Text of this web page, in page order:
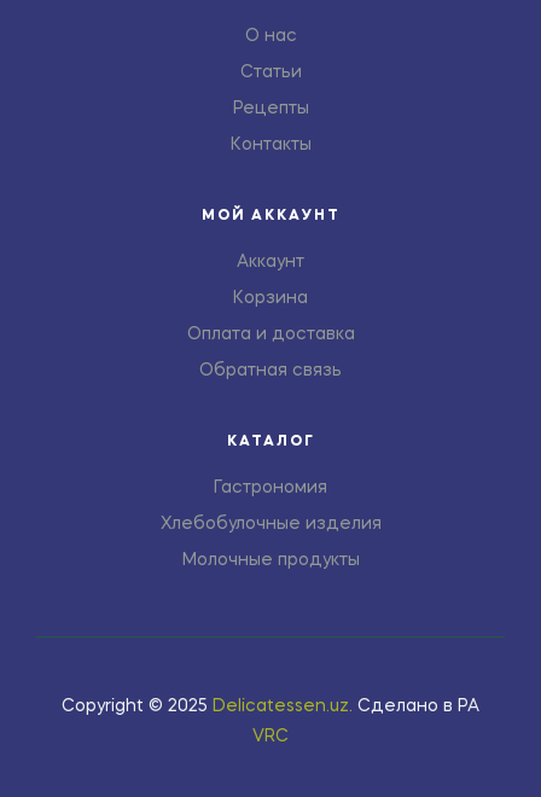
О нас
Статьи
Рецепты
Контакты
МОЙ АККАУНТ
Аккаунт
Корзина
Оплата и доставка
Обратная связь
КАТАЛОГ
Гастрономия
Хлебобулочные изделия
Молочные продукты
Copyright © 2025 Delicatessen.uz. Сделано в РА
VRC